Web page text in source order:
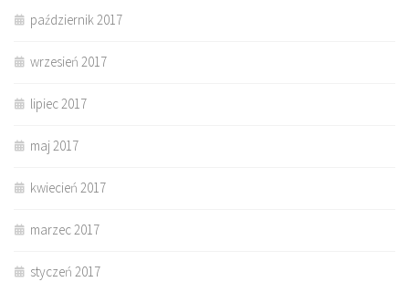
październik 2017
wrzesień 2017
lipiec 2017
maj 2017
kwiecień 2017
marzec 2017
styczeń 2017